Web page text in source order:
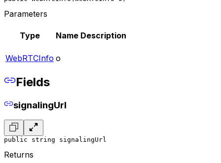
Parameters
Type Name Description
WebRTCInfo o
Fields
signalingUrl
public string signalingUrl
Returns